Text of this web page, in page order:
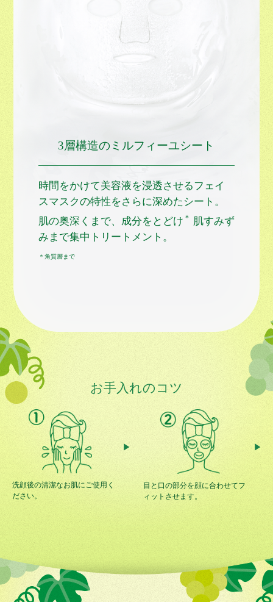
3層構造のミルフィーユシート
時間をかけて美容液を浸透させるフェイ
スマスクの特性をさらに深めたシート。
肌の奥深くまで、成分をとどけ ＊
肌すみず
みまで集中トリートメント。
＊角質層まで
お手入れのコツ
洗顔後の清潔なお肌にご使用く
ださい。
目と口の部分を顔に合わせてフ
ィットさせます。